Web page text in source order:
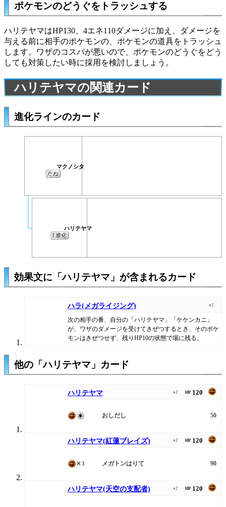
ポケモンのどうぐをトラッシュする
ハリテヤマはHP130、4エネ110ダメージに加え、ダメージを
与える前に相手のポケモンの、ポケモンの道具をトラッシュ
します。ワザのコスパが悪いので、ポケモンのどうぐをどう
しても対策したい時に採用を検討しましょう。
ハリテヤマの関連カード
進化ラインのカード
マクノシタ
たね
ハリテヤマ
1進化
効果文に「ハリテヤマ」が含まれるカード
ハラ(メガライジング) ♦2
次の相手の番、自分の「ハリテヤマ」「ケケンカニ」
が、ワザのダメージを受けてきぜつするとき、そのポケ
モンはきぜつせず、残りHP10の状態で場に残る。
他の「ハリテヤマ」カード
ハリテヤマ ♦2 HP 120
おしだし 50
ハリテヤマ(紅蓮ブレイズ) ♦2 HP 120
✕3 メガトンはりて 90
ハリテヤマ(天空の支配者) ♦2 HP 120